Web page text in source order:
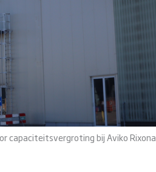
capaciteitsvergroting bij Aviko Rixona